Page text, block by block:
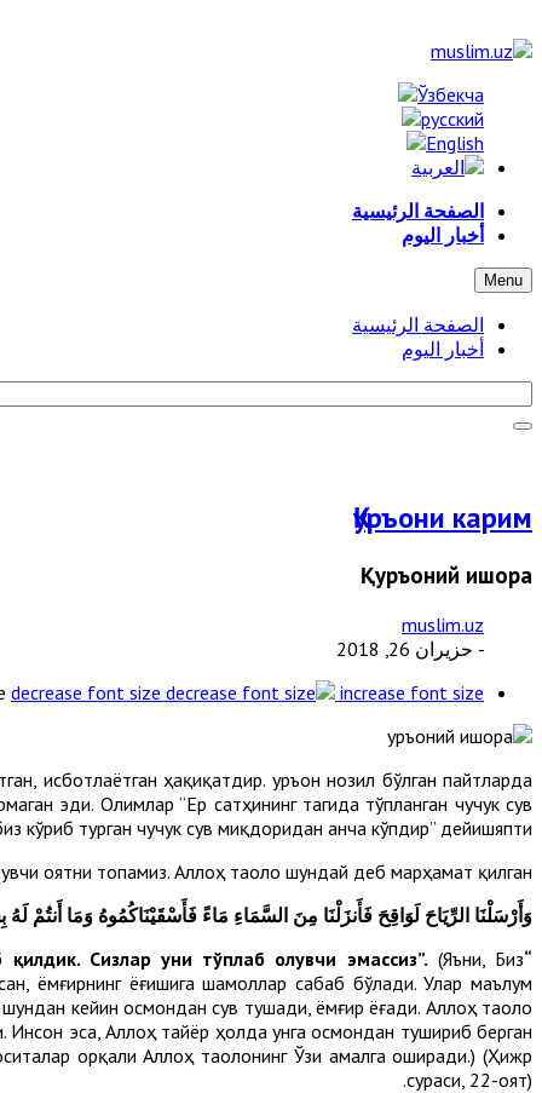
الصفحة الرئيسية
أخبار اليوم
Menu
الصفحة الرئيسية
أخبار اليوم
Қуръони карим
Қуръоний ишора
muslim.uz
- حزيران 26, 2018
decrease font size increase font size
исботлаётган ҳақиқатдир. Қуръон нозил бўлган пайтларда
эди. Олимлар “Ер сатҳининг тагида тўпланган чучук сув
кўриб турган чучук сув миқдоридан анча кўпдир” дейишяпти.
оятни топамиз. Аллоҳ таоло шундай деб марҳамат қилган:
وَأَرْسَلْنَا الرِّيَاحَ لَوَاقِحَ فَأَنزَلْنَا مِنَ السَّمَاءِ مَاءً فَأَسْقَيْنَاكُمُوهُ وَمَا أَنتُمْ لَهُ
“Биз шамолларни урчитувчилар этиб юбордик. Бас, осмондан сув тушириб, у ила сизларни сероб қилдик. Сизлар уни тўплаб олувчи эмассиз”.
(Яъни, Биз
ёмғирнинг ёғишига шамоллар сабаб бўлади. Улар маълум
кейин осмондан сув тушади, ёмғир ёғади. Аллоҳ таоло
эса, Аллоҳ тайёр ҳолда унга осмондан тушириб берган
орқали Аллоҳ таолонинг Ўзи амалга оширади.) (Ҳижр
сураси, 22-оят).